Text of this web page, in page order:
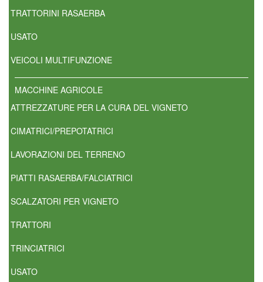
TRATTORINI RASAERBA
USATO
VEICOLI MULTIFUNZIONE
MACCHINE AGRICOLE
ATTREZZATURE PER LA CURA DEL VIGNETO
CIMATRICI/PREPOTATRICI
LAVORAZIONI DEL TERRENO
PIATTI RASAERBA/FALCIATRICI
SCALZATORI PER VIGNETO
TRATTORI
TRINCIATRICI
USATO